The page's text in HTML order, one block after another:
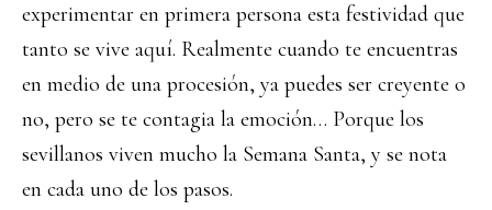
experimentar en primera persona esta festividad que
tanto se vive aquí. Realmente cuando te encuentras
en medio de una procesión, ya puedes ser creyente o
no, pero se te contagia la emoción… Porque los
sevillanos viven mucho la Semana Santa, y se nota
en cada uno de los pasos.